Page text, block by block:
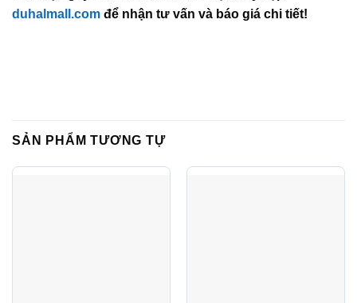
duhalmall.com để nhận tư vấn và báo giá chi tiết!
SẢN PHẨM TƯƠNG TỰ